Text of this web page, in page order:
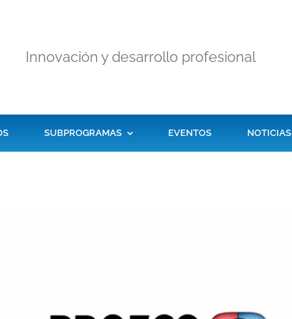
Innovación y desarrollo profesional
SUBPROGRAMAS EVENTOS NOTICIAS